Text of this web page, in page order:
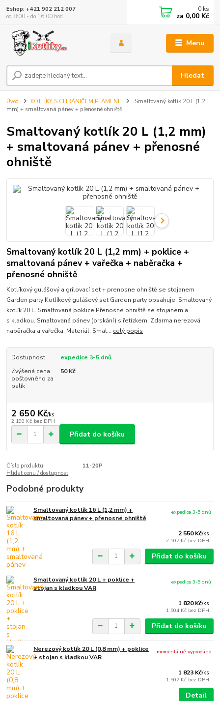
Menu
Hledat
Eshop: +421 902 212 007
od 8:00 - do 16:00 hod
0 ks
za 0,00 Kč
Úvod KOTLÍKY S CHRÁNIČEM PLAMENE
Smaltovaný kotlík 20 L (1,2
mm) + smaltovaná pánev + přenosné ohniště
Smaltovaný kotlík 20 L (1,2 mm)
+ smaltovaná pánev + přenosné
ohniště
Smaltovaný kotlík 20 L (1,2 mm) + poklice +
smaltovaná pánev + vařečka + naběračka +
přenosné ohniště
Kotlíkový gulášový a grilovací set + prenosne ohniště se stojanem
Garden party Kotlíkový gulášový set Garden party obsahuje: Smaltovaný
kotlík 20 L. Smaltovaná poklice Přenosné ohniště se stojanem a
s kladkou. Smaltovaná pánev (prskání) s řetízkem. Zdarma nerezová
naběračka a vařečka. Materiál: Smal... celý popis
Dostupnost
expedice 3-5 dnů
Zvýšená cena
poštovného za
balík
50 Kč
2 650 Kč/ks
2 190 Kč bez DPH
Přidat do košíku
Číslo produktu:
11-20P
Hlídat cenu / dostupnost
Podobné produkty
Smaltovaný kotlík 16 L (1,2 mm) +
smaltovaná pánev + přenosné ohniště
2 550 Kč/ks
2 107 Kč bez DPH
expedice 3-5 dnů
Přidat do košíku
Smaltovaný kotlík 20 L + poklice +
stojan s kladkou VAR
1 820 Kč/ks
1 504 Kč bez DPH
expedice 3-5 dnů
Přidat do košíku
Nerezový kotlík 20 L (0,8 mm) + poklice
+ stojan s kladkou VAR
1 823 Kč/ks
1 507 Kč bez DPH
momentálně vyprodáno
Detail